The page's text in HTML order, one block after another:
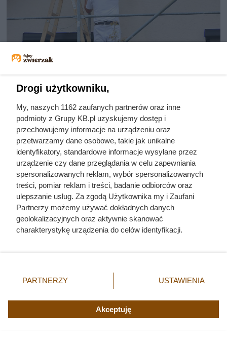
Te elewacje były hitem w 2010–
2016. Dziś właściciele domów się
ich wstydzą
Ten gatunek drewna daje
najwięcej ciepła, a Polacy rzadko
go kupują. Prawdziwy król
Drogi użytkowniku,
My, naszych 1162 zaufanych partnerów oraz inne
podmioty z Grupy KB.pl uzyskujemy dostęp i
przechowujemy informacje na urządzeniu oraz
przetwarzamy dane osobowe, takie jak unikalne
identyfikatory, standardowe informacje wysyłane przez
urządzenie czy dane przeglądania w celu zapewniania
spersonalizowanych reklam, wybór spersonalizowanych
treści, pomiar reklam i treści, badanie odbiorców oraz
ulepszanie usług. Za zgodą Użytkownika my i Zaufani
Partnerzy możemy używać dokładnych danych
geolokalizacyjnych oraz aktywnie skanować
charakterystykę urządzenia do celów identyfikacji.
zmienić/wycofać klikając przycisk ustawień prywatności
znajdujący się w lewym dolnym rogu strony. Niektóre
użytkownika, ale masz prawo sprzeciwić się takiemu
przetwarzaniu. Preferencje będą miały zastosowania tylko
PARTNERZY USTAWIENIA
Akceptuję